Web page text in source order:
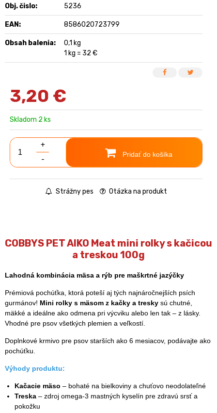
Obj. čislo: 5236
EAN: 8586020723799
Obsah balenia:
0,1 kg
1 kg = 32 €
3,20 €
Skladom 2 ks
+
-
Pridať do košíka
Strážny pes Otázka na produkt
COBBYS PET AIKO Meat mini rolky s kačicou
a treskou 100g
Lahodná kombinácia mäsa a rýb pre maškrtné jazýčky
Prémiová pochúťka, ktorá poteší aj tých najnáročnejších psích
gurmánov! Mini rolky s mäsom z kačky a tresky sú chutné,
mäkké a ideálne ako odmena pri výcviku alebo len tak – z lásky.
Vhodné pre psov všetkých plemien a veľkostí.
Doplnkové krmivo pre psov starších ako 6 mesiacov, podávajte ako
pochúťku.
Výhody produktu:
Kačacie mäso – bohaté na bielkoviny a chuťovo neodolateľné
Treska – zdroj omega-3 mastných kyselín pre zdravú srsť a
pokožku